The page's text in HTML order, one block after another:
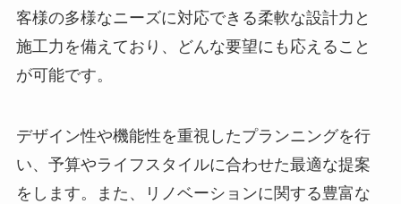
客様の多様なニーズに対応できる柔軟な設計力と
施工力を備えており、どんな要望にも応えること
が可能です。
デザイン性や機能性を重視したプランニングを行
い、予算やライフスタイルに合わせた最適な提案
をします。また、リノベーションに関する豊富な